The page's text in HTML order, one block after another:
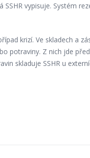
SSHR vypisuje. Systém
krizí. Ve skladech a
potraviny. Z nich jde
skladuje SSHR u